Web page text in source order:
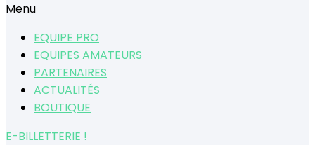
Menu
EQUIPE PRO
EQUIPES AMATEURS
PARTENAIRES
ACTUALITÉS
BOUTIQUE
E-BILLETTERIE !